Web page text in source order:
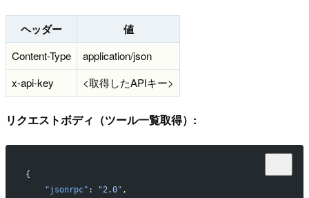
ヘッダー 値
Content-Type
application/json
x-api-key
<取得したAPIキー>
リクエストボディ（ツール一覧取得）:
{
    "jsonrpc"
: "2.0" ,